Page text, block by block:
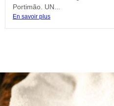
Portimão. UN...
En savoir plus